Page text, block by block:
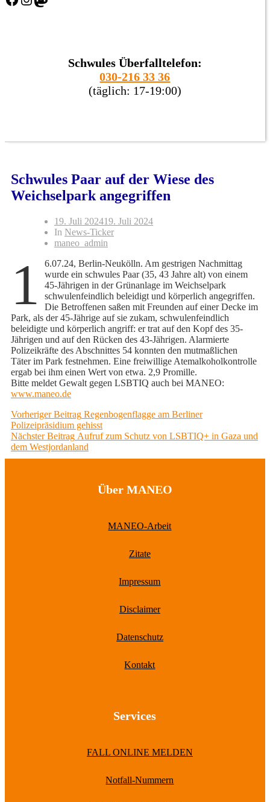
Schwules Überfalltelefon:
030-216 33 36
(täglich: 17-19:00)
Schwules Paar auf der Wiese des
Weichselpark angegriffen
19. Juli 202419. Juli 2024
In News-Ticker
maneo_admin
1
6.07.24, Berlin-Neukölln. Am gestrigen Nachmittag
wurde ein schwules Paar (35, 43 Jahre alt) von einem
45-Jährigen in der Grünanlage im Weichselpark
schwulenfeindlich beleidigt und körperlich angegriffen.
Die Betroffenen saßen mit Freunden auf einer Decke im
Park, als der 45-Jährige auf sie zukam, schwulenfeindlich
beleidigte und körperlich angriff: er trat auf den Kopf des 35-
Jährigen und auf den Rücken des 43-Jährigen. Alarmierte
Polizeikräfte des Abschnittes 54 konnten den mutmaßlichen
Täter im Park festnehmen. Eine freiwillige Atemalkoholkontrolle
ergab bei ihm einen Wert von etwa. 2,9 Promille.
Bitte meldet Gewalt gegen LSBTIQ auch bei MANEO:
www.maneo.de
Beitragsnavigation
Vorheriger Beitrag Previous
post:
Regenbogenflagge am Berliner
Polizeipräsidium gehisst
Nächster Beitrag Next
post:
Aufruf zum Schutz von LSBTIQ+ in Gaza und
dem Westjordanland
Über MANEO
MANEO-Arbeit
Zitate
Impressum
Disclaimer
Datenschutz
Kontakt
Services
FALL ONLINE MELDEN
Notfall-Nummern